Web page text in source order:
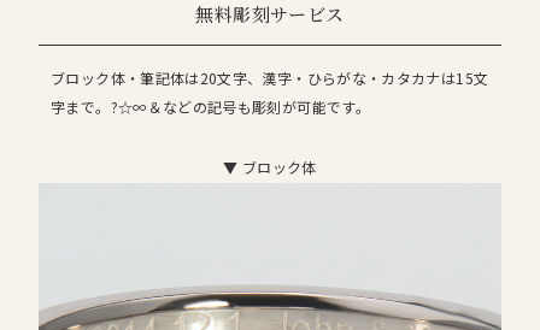
無料彫刻サービス
ブロック体・筆記体は20文字、漢字・ひらがな・カタカナは15文
字まで。?☆∞＆などの記号も彫刻が可能です。
▼ ブロック体